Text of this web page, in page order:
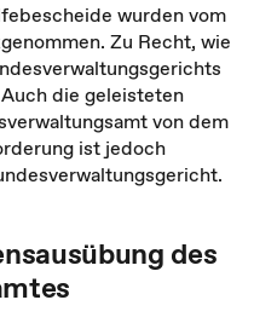
wurden vom
Zu Recht, wie
die geleisteten
von dem
ist jedoch
des